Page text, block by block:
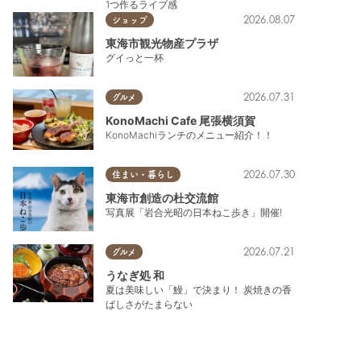
1つ作るライブ感
ショップ 2026.08.07
東海市観光物産プラザ
グイっと一杯
グルメ 2026.07.31
KonoMachi Cafe 尾張横須賀
KonoMachiランチのメニュー紹介！！
住まい・暮らし 2026.07.30
東海市創造の杜交流館
写真展「岩合光昭の日本ねこ歩き」開催!
グルメ 2026.07.21
うなぎ処 和
夏は美味しい「鰻」で決まり！ 炭焼きの香
ばしさがたまらない